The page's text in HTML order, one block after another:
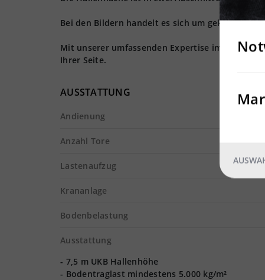
Bei den Bildern handelt es sich um
Mit unserer umfassenden Expertise im
Ihrer Seite.
AUSSTATTUNG
Andienung
Anzahl Tore
Lastenaufzug
Krananlage
Bodenbelastung
Ausstattung
- 7,5 m UKB Hallenhöhe
- Bodentraglast mindestens 5.000 kg/m²